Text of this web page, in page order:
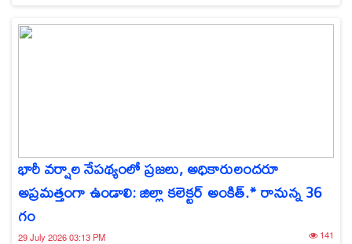
భారీ వర్షాల నేపథ్యంలో ప్రజలు, అధికారులందరూ
అప్రమత్తంగా ఉండాలి: జిల్లా కలెక్టర్ అంకిత్.* రానున్న 36
గం
29 July 2026 03:13 PM 141